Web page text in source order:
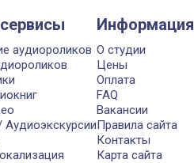
аудиороликов
Информация
О студии
Цены
Оплата
FAQ
Вакансии
Правила сайта
Контакты
Карта сайта